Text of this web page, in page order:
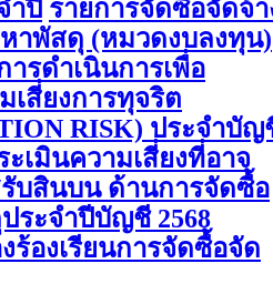
ำปี รายการจัดซื้อจัดจ้า
าพัสดุ (หมวดงบลงทุน)
ารดําเนินการเพื่อ
เสี่ยงการทุจริต
RISK) ประจําบัญ
ะเมินความเสี่ยงที่อาจ
รับสินบน ด้านการจัดซื้อ
ระจําปีบัญชี 2568
ร้องเรียนการจัดซื้อจัด